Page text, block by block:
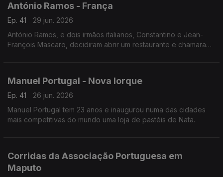
António Ramos - França
Ep. 41
29 jun. 2026
António Ramos, e dois irmãos italianos, Constantino e Jean-
François Mascaro, decidiram abrir um restaurante e chamaram-
Manuel Portugal - Nova Iorque
Ep. 41
26 jun. 2026
Manuel Portugal tem 23 anos e inaugurou numa das cidades
mais competitivas do mundo uma loja de pastéis de Nata.
Corridas da Associação Portuguesa em
Maputo